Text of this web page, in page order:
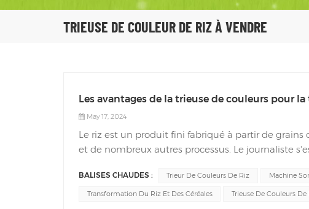
TRIEUSE DE COULEUR DE RIZ À VENDRE
Les avantages de la trieuse de couleurs pour
May 17, 2024
Le riz est un produit fini fabriqué à partir de
et de nombreux autres processus. Le journaliste
BALISES CHAUDES : Trieur De Couleurs De Riz Machine
Transformation Du Riz Et Des Céréales Trieuse De Couleurs